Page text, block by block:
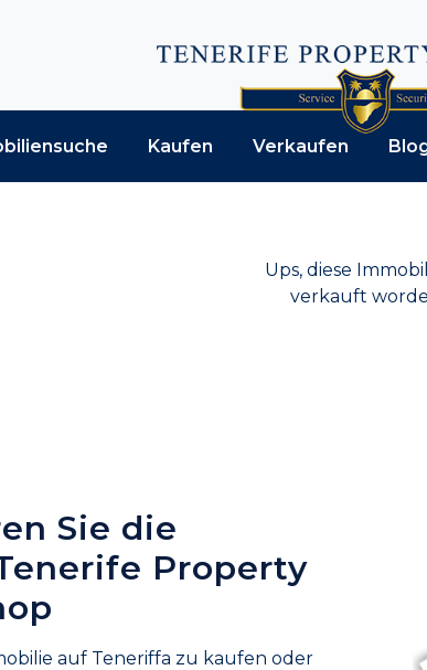
Kaufen Verkaufen
Ups, diese
verkauft
Sie die
Property
auf Teneriffa zu kaufen oder